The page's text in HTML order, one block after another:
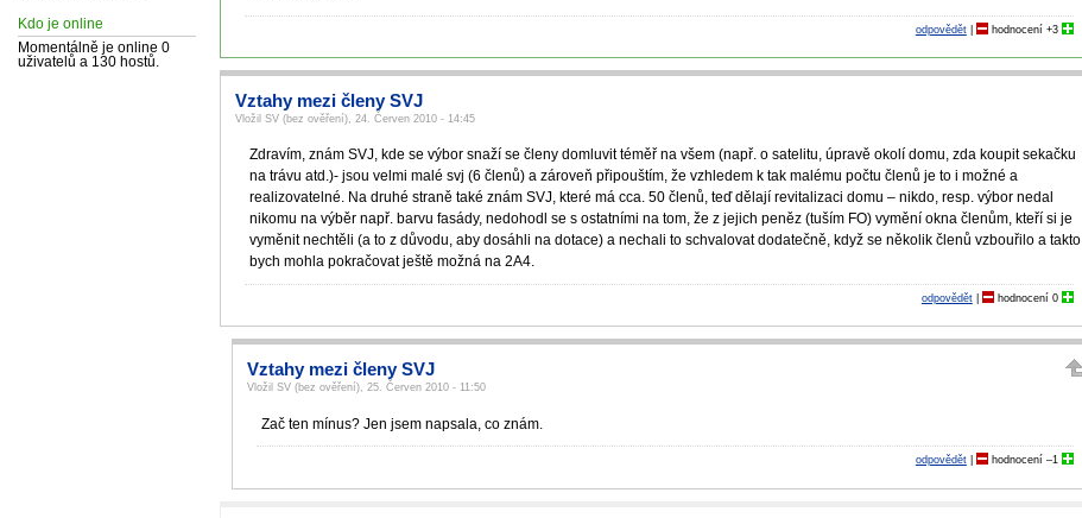
Kdo je online
Momentálně je online 0
uživatelů a 130 hostů.
odpovědět| hodnocení +3
Vztahy mezi členy SVJ
Vložil SV (bez ověření), 24. Červen 2010 - 14:45
Zdravím, znám SVJ, kde se výbor snaží se členy domluvit téměř na všem (např. o satelitu, úpravě okolí domu, zda koupit sekačku
na trávu atd.)- jsou velmi malé svj (6 členů) a zároveň připouštím, že vzhledem k tak malému počtu členů je to i možné a
realizovatelné. Na druhé straně také znám SVJ, které má cca. 50 členů, teď dělají revitalizaci domu – nikdo, resp. výbor nedal
nikomu na výběr např. barvu fasády, nedohodl se s ostatními na tom, že z jejich peněz (tuším FO) vymění okna členům, kteří si je
vyměnit nechtěli (a to z důvodu, aby dosáhli na dotace) a nechali to schvalovat dodatečně, když se několik členů vzbouřilo a takto
bych mohla pokračovat ještě možná na 2A4.
odpovědět| hodnocení 0
Vztahy mezi členy SVJ
Vložil SV (bez ověření), 25. Červen 2010 - 11:50
Zač ten mínus? Jen jsem napsala, co znám.
odpovědět| hodnocení –1